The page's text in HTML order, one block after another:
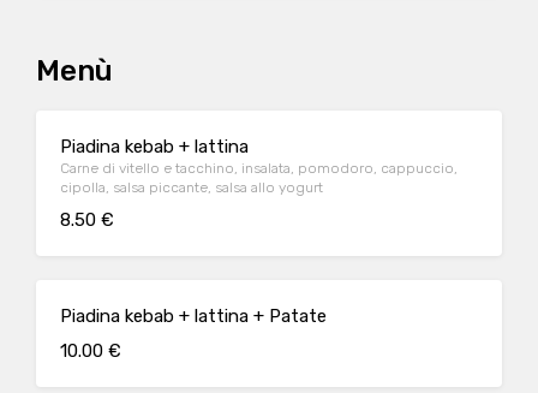
Menù
Piadina kebab + lattina
Carne di vitello e tacchino, insalata, pomodoro, cappuccio,
cipolla, salsa piccante, salsa allo yogurt
8.50 €
Piadina kebab + lattina + Patate
10.00 €